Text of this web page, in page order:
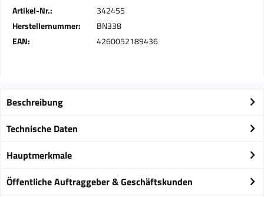
Artikel-Nr.:
342455
Herstellernummer:
BN338
EAN:
4260052189436
Beschreibung
Technische Daten
Hauptmerkmale
Öffentliche Auftraggeber & Geschäftskunden